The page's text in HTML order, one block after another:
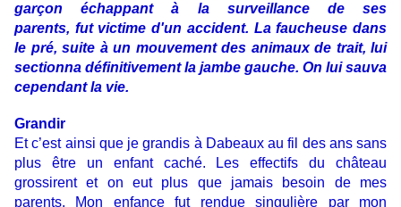
garçon échappant à la surveillance de ses
parents, fut victime d'un accident. La faucheuse dans
le pré, suite à un mouvement des animaux de trait, lui
sectionna définitivement la jambe gauche. On lui sauva
cependant la vie.
Grandir
Et c’est ainsi que je grandis à Dabeaux au fil des ans sans
plus être un enfant caché. Les effectifs du château
grossirent et on eut plus que jamais besoin de mes
parents. Mon enfance fut rendue singulière par mon